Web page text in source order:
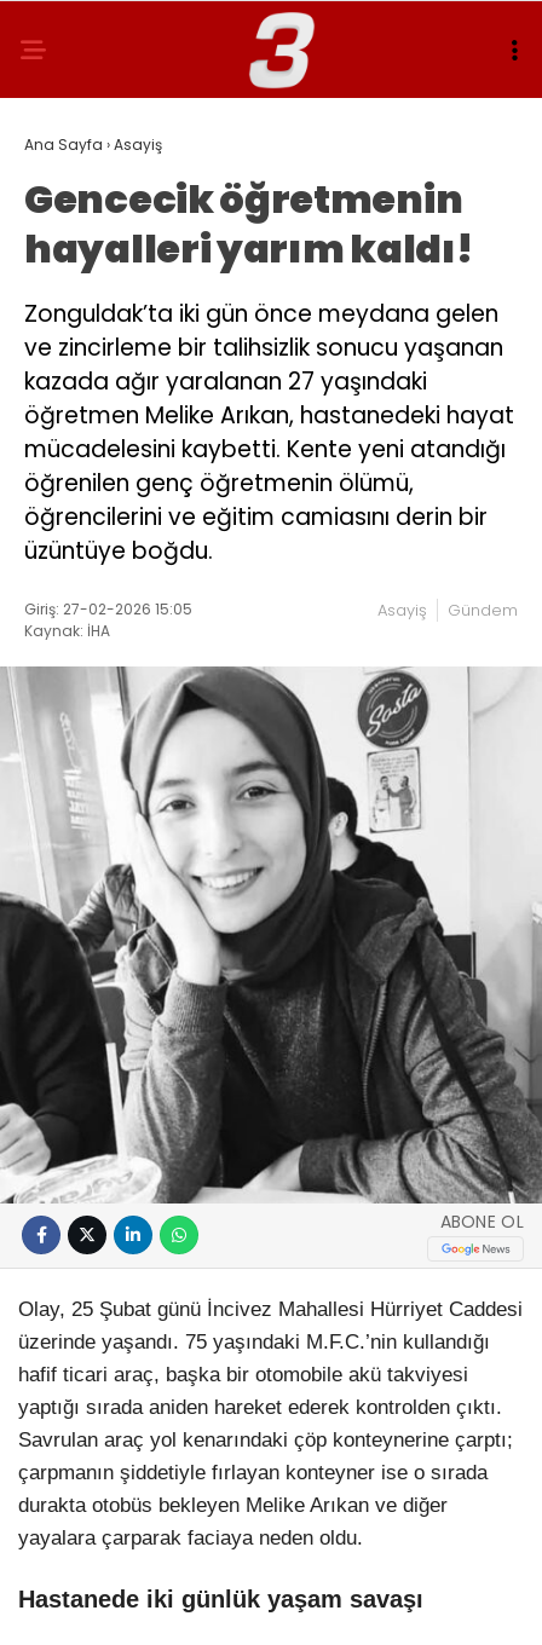
Ana Sayfa ›Asayiş
Gencecik öğretmenin
hayalleri yarım kaldı!
Zonguldak’ta iki gün önce meydana gelen
ve zincirleme bir talihsizlik sonucu yaşanan
kazada ağır yaralanan 27 yaşındaki
öğretmen Melike Arıkan, hastanedeki hayat
mücadelesini kaybetti. Kente yeni atandığı
öğrenilen genç öğretmenin ölümü,
öğrencilerini ve eğitim camiasını derin bir
üzüntüye boğdu.
Giriş: 27-02-2026 15:05
Kaynak: İHA
Asayiş Gündem
ABONE OL
Olay, 25 Şubat günü İncivez Mahallesi Hürriyet Caddesi
üzerinde yaşandı. 75 yaşındaki M.F.C.’nin kullandığı
hafif ticari araç, başka bir otomobile akü takviyesi
yaptığı sırada aniden hareket ederek kontrolden çıktı.
Savrulan araç yol kenarındaki çöp konteynerine çarptı;
çarpmanın şiddetiyle fırlayan konteyner ise o sırada
durakta otobüs bekleyen Melike Arıkan ve diğer
yayalara çarparak faciaya neden oldu.
Hastanede iki günlük yaşam savaşı